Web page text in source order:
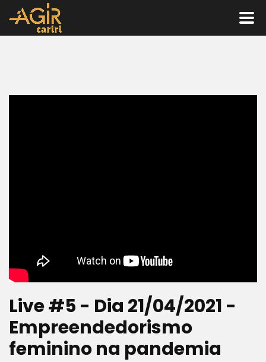
Live #5 - Dia 21/04/2021 -
Empreendedorismo
feminino na pandemia